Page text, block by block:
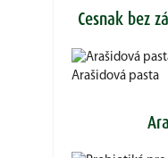
Cesnak bez
Arašidová pasta